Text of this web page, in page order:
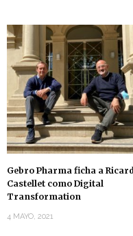
Gebro Pharma ficha a Ricard
Castellet como Digital
Transformation
4 MAYO, 2021